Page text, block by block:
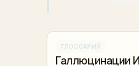
ГЛОССАРИЙ
Галлюцинации